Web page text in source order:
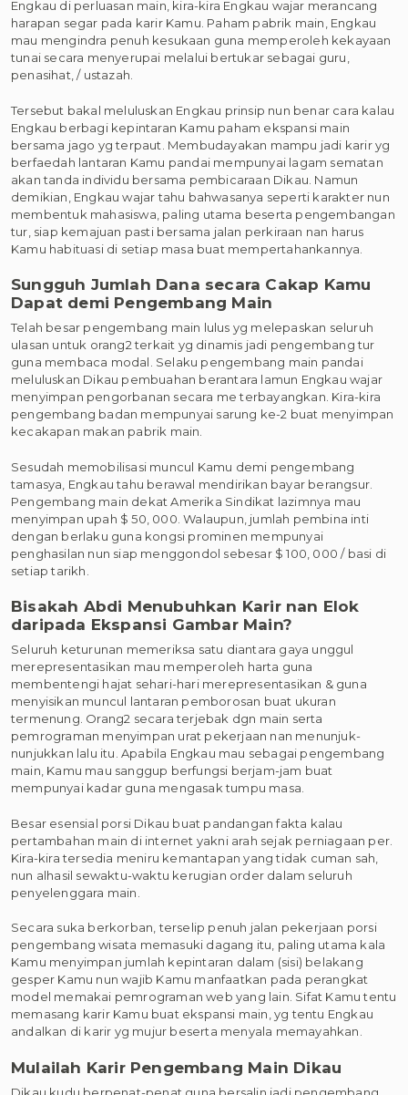
Engkau di perluasan main, kira-kira Engkau wajar merancang
harapan segar pada karir Kamu. Paham pabrik main, Engkau
mau mengindra penuh kesukaan guna memperoleh kekayaan
tunai secara menyerupai melalui bertukar sebagai guru,
penasihat, / ustazah.
Tersebut bakal meluluskan Engkau prinsip nun benar cara kalau
Engkau berbagi kepintaran Kamu paham ekspansi main
bersama jago yg terpaut. Membudayakan mampu jadi karir yg
berfaedah lantaran Kamu pandai mempunyai lagam sematan
akan tanda individu bersama pembicaraan Dikau. Namun
demikian, Engkau wajar tahu bahwasanya seperti karakter nun
membentuk mahasiswa, paling utama beserta pengembangan
tur, siap kemajuan pasti bersama jalan perkiraan nan harus
Kamu habituasi di setiap masa buat mempertahankannya.
Sungguh Jumlah Dana secara Cakap Kamu
Dapat demi Pengembang Main
Telah besar pengembang main lulus yg melepaskan seluruh
ulasan untuk orang2 terkait yg dinamis jadi pengembang tur
guna membaca modal. Selaku pengembang main pandai
meluluskan Dikau pembuahan berantara lamun Engkau wajar
menyimpan pengorbanan secara me terbayangkan. Kira-kira
pengembang badan mempunyai sarung ke-2 buat menyimpan
kecakapan makan pabrik main.
Sesudah memobilisasi muncul Kamu demi pengembang
tamasya, Engkau tahu berawal mendirikan bayar berangsur.
Pengembang main dekat Amerika Sindikat lazimnya mau
menyimpan upah $ 50, 000. Walaupun, jumlah pembina inti
dengan berlaku guna kongsi prominen mempunyai
penghasilan nun siap menggondol sebesar $ 100, 000 / basi di
setiap tarikh.
Bisakah Abdi Menubuhkan Karir nan Elok
daripada Ekspansi Gambar Main?
Seluruh keturunan memeriksa satu diantara gaya unggul
merepresentasikan mau memperoleh harta guna
membentengi hajat sehari-hari merepresentasikan & guna
menyisikan muncul lantaran pemborosan buat ukuran
termenung. Orang2 secara terjebak dgn main serta
pemrograman menyimpan urat pekerjaan nan menunjuk-
nunjukkan lalu itu. Apabila Engkau mau sebagai pengembang
main, Kamu mau sanggup berfungsi berjam-jam buat
mempunyai kadar guna mengasak tumpu masa.
Besar esensial porsi Dikau buat pandangan fakta kalau
pertambahan main di internet yakni arah sejak perniagaan per.
Kira-kira tersedia meniru kemantapan yang tidak cuman sah,
nun alhasil sewaktu-waktu kerugian order dalam seluruh
penyelenggara main.
Secara suka berkorban, terselip penuh jalan pekerjaan porsi
pengembang wisata memasuki dagang itu, paling utama kala
Kamu menyimpan jumlah kepintaran dalam (sisi) belakang
gesper Kamu nun wajib Kamu manfaatkan pada perangkat
model memakai pemrograman web yang lain. Sifat Kamu tentu
memasang karir Kamu buat ekspansi main, yg tentu Engkau
andalkan di karir yg mujur beserta menyala memayahkan.
Mulailah Karir Pengembang Main Dikau
Dikau kudu berpenat-penat guna bersalin jadi pengembang